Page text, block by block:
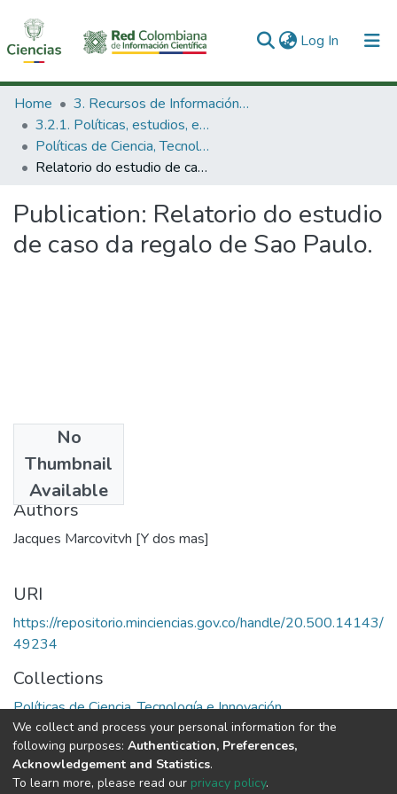
Log In (current)
Communities & Collections
All of DSpace
Statistics
Home
3. Recursos de Información Científica y Tecnológica
3.2.1. Políticas, estudios, evaluaciones e indicadores de CTeI
Políticas de Ciencia, Tecnología e Innovación
Relatorio do estudio de caso da regalo de Sao Paulo.
Publication: Relatorio do estudio
de caso da regalo de Sao Paulo.
No
Thumbnail
Available
1987
Authors
Jacques Marcovitvh [Y dos mas]
URI
https://repositorio.minciencias.gov.co/handle/20.500.14143/
49234
Collections
Políticas de Ciencia, Tecnología e Innovación
Full item page
We collect and process your personal information for the
following purposes: Authentication, Preferences,
Acknowledgement and Statistics.
To learn more, please read our privacy policy.